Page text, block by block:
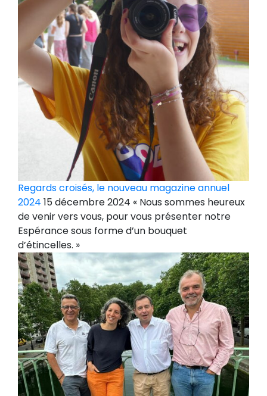
Regards croisés, le nouveau magazine annuel
2024 15 décembre 2024 « Nous sommes heureux
de venir vers vous, pour vous présenter notre
Espérance sous forme d’un bouquet
d’étincelles. »